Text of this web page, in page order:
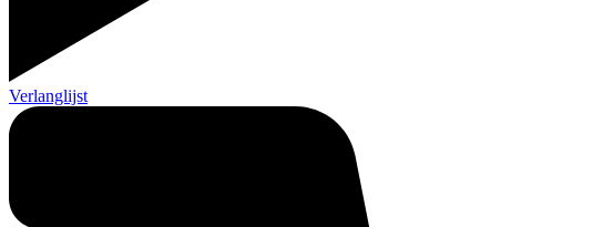
Verlanglijst